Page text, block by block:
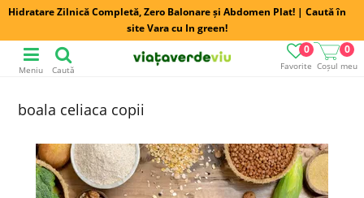
Hidratare Zilnică Completă, Zero Balonare și Abdomen Plat! | Caută în
site Vara cu In green!
Favorite
0
Coșul meu
0
Meniu Caută
boala celiaca copii